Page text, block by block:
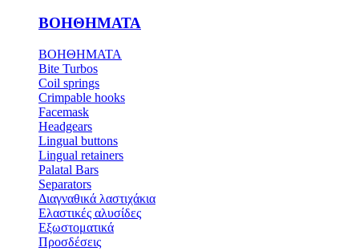
ΒΟΗΘΗΜΑΤΑ
ΒΟΗΘΗΜΑΤΑ
Bite Turbos
Coil springs
Crimpable hooks
Facemask
Headgears
Lingual buttons
Lingual retainers
Palatal Bars
Separators
Διαγναθικά λαστιχάκια
Ελαστικές αλυσίδες
Εξωστοματικά
Προσδέσεις